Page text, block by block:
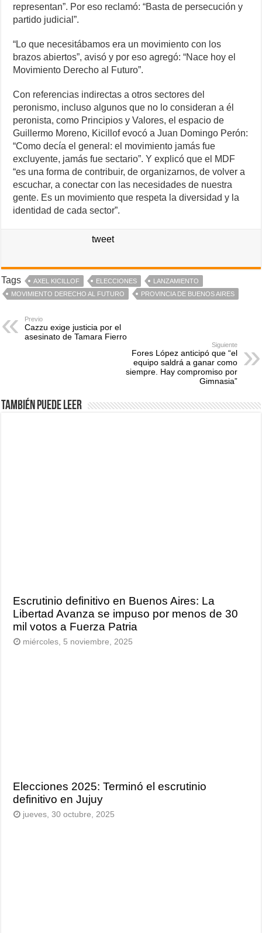
representan”. Por eso reclamó: “Basta de persecución y
partido judicial”.
“Lo que necesitábamos era un movimiento con los
brazos abiertos”, avisó y por eso agregó: “Nace hoy el
Movimiento Derecho al Futuro”.
Con referencias indirectas a otros sectores del
peronismo, incluso algunos que no lo consideran a él
peronista, como Principios y Valores, el espacio de
Guillermo Moreno, Kicillof evocó a Juan Domingo Perón:
“Como decía el general: el movimiento jamás fue
excluyente, jamás fue sectario”. Y explicó que el MDF
“es una forma de contribuir, de organizarnos, de volver a
escuchar, a conectar con las necesidades de nuestra
gente. Es un movimiento que respeta la diversidad y la
identidad de cada sector”.
tweet
Tags AXEL KICILLOF ELECCIONES
LANZAMIENTO
MOVIMIENTO DERECHO AL FUTURO
PROVINCIA DE BUENOS AIRES
Previo
Cazzu exige justicia por el
asesinato de Tamara Fierro
Siguiente
Fores López anticipó que “el
equipo saldrá a ganar como
siempre. Hay compromiso por
Gimnasia”
También puede leer
Escrutinio definitivo en Buenos Aires: La
Libertad Avanza se impuso por menos de 30
mil votos a Fuerza Patria
miércoles, 5 noviembre, 2025
Elecciones 2025: Terminó el escrutinio
definitivo en Jujuy
jueves, 30 octubre, 2025